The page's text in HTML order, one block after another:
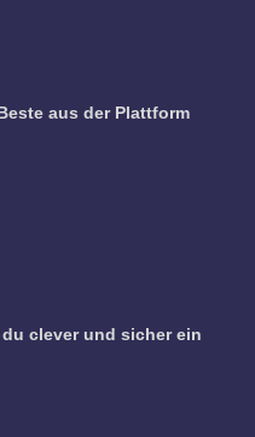
aus der Plattform
clever und sicher ein